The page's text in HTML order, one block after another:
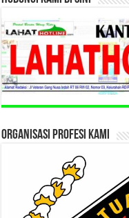
ORGANISASI PROFESI KAMI